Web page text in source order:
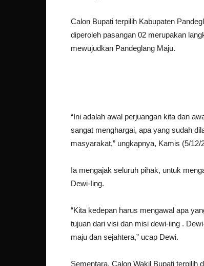
Calon Bupati terpilih Kabupaten
diperoleh pasangan 02 merupakan
mewujudkan Pandeglang Maju.
“Ini adalah awal perjuangan kita dan
sangat menghargai, apa yang sudah
masyarakat,” ungkapnya, Kamis (5/12/
Ia mengajak seluruh pihak, untuk
Dewi-Iing.
“Kita kedepan harus mengawal apa
tujuan dari visi dan misi dewi-iing .
maju dan sejahtera,” ucap Dewi.
Sementara, Calon Wakil Bupati terpilih